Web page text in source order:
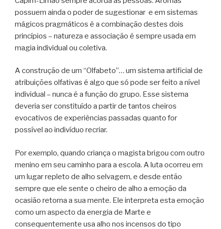
possuem ainda o poder de sugestionar e em sistemas
mágicos pragmáticos é a combinação destes dois
princípios – natureza e associação é sempre usada em
magia individual ou coletiva.
A construção de um “Olfabeto”… um sistema artificial de
atribuições olfativas é algo que só pode ser feito a nível
individual – nunca é a função do grupo. Esse sistema
deveria ser constituído a partir de tantos cheiros
evocativos de experiências passadas quanto for
possível ao indivíduo recriar.
Por exemplo, quando criança o magista brigou com outro
menino em seu caminho para a escola. A luta ocorreu em
um lugar repleto de alho selvagem, e desde então
sempre que ele sente o cheiro de alho a emoção da
ocasião retorna a sua mente. Ele interpreta esta emoção
como um aspecto da energia de Marte e
consequentemente usa alho nos incensos do tipo